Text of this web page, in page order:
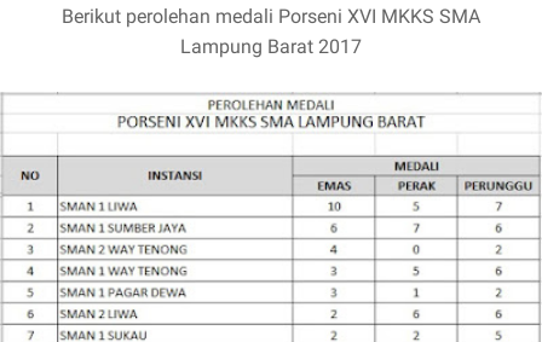
Berikut perolehan medali Porseni XVI MKKS SMA
Lampung Barat 2017